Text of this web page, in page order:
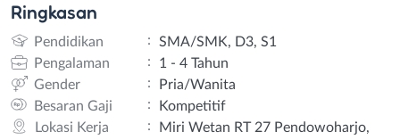
Ringkasan
Pendidikan :
SMA/SMK, D3, S1
Pengalaman
:
1 - 4 Tahun
Gender
:
Pria/Wanita
Besaran Gaji
:
Kompetitif
Lokasi Kerja
:
Miri Wetan RT 27 Pendowoharjo,